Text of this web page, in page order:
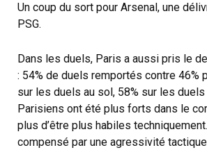
Un coup du sort pour Arsenal, une
PSG.
Dans les duels, Paris a aussi pris le
: 54% de duels remportés contre 46%
sur les duels au sol, 58% sur les
Parisiens ont été plus forts dans le
plus d’être plus habiles
compensé par une agressivité